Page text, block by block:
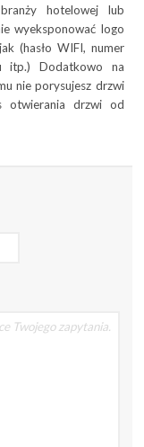
hotelowej lub
wyeksponować logo
(hasło WIFI, numer
itp.) Dodatkowo na
nie porysujesz drzwi
otwierania drzwi od